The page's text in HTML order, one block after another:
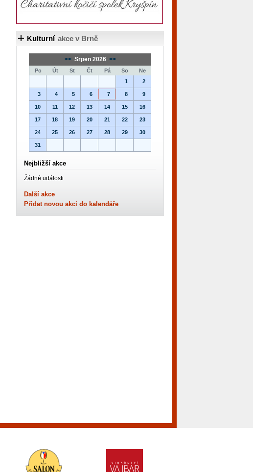
Kulturní akce v Brně
<< Srpen 2026 >>
Po Út St Čt Pá So
Ne
1
2
3 4 5 6 7 8 9
10 11 12 13 14 15 16
17 18 19 20 21 22 23
24 25 26 27 28 29 30
31
Nejbližší akce
Žádné události
Další akce
Přidat novou akci do kalendáře